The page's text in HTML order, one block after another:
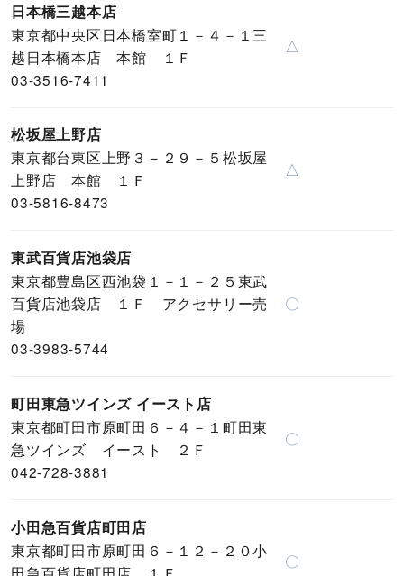
日本橋三越本店
東京都中央区日本橋室町１－４－１三
越日本橋本店 本館 １Ｆ
03-3516-7411
△
松坂屋上野店
東京都台東区上野３－２９－５松坂屋
上野店 本館 １Ｆ
03-5816-8473
△
東武百貨店池袋店
東京都豊島区西池袋１－１－２５東武
百貨店池袋店 １Ｆ アクセサリー売
場
03-3983-5744
〇
町田東急ツインズ イースト店
東京都町田市原町田６－４－１町田東
急ツインズ イースト ２Ｆ
042-728-3881
〇
小田急百貨店町田店
東京都町田市原町田６－１２－２０小
〇